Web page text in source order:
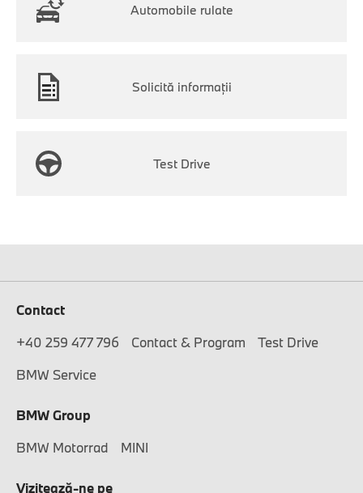
Automobile rulate
Solicită informaţii
Test Drive
Contact
+40 259 477 796
Contact & Program
Test Drive
BMW Service
BMW Group
BMW Motorrad
MINI
Vizitează-ne pe